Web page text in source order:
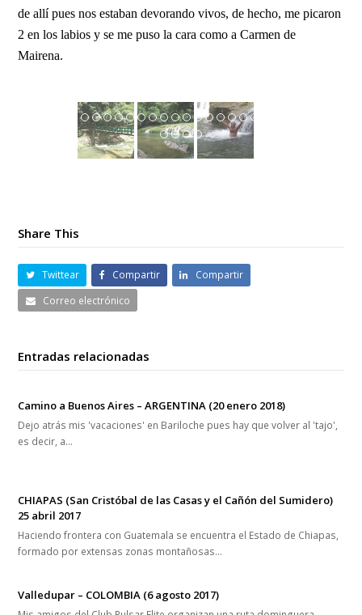
de allí pues nos estaban devorando vivos, de hecho, me picaron
2 en los labios y se me puso la cara como a Carmen de
Mairena.
20170911_112803
Share This
Twittear Compartir
Compartir
Correo electrónico
Entradas relacionadas
Camino a Buenos Aires – ARGENTINA (20 enero 2018)
Dejo atrás mis 'vacaciones' en Bariloche pues hay que volver al 'tajo',
es decir, a…
CHIAPAS (San Cristóbal de las Casas y el Cañón del Sumidero)
25 abril 2017
Haciendo frontera con Guatemala se encuentra el Estado de Chiapas,
formado por extensas zonas montañosas…
Valledupar – COLOMBIA (6 agosto 2017)